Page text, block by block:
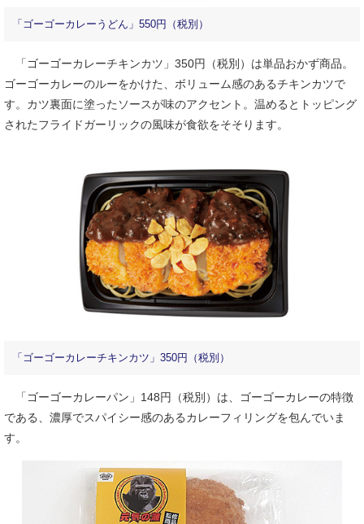
「ゴーゴーカレーうどん」550円（税別）
「ゴーゴーカレーチキンカツ」350円（税別）は単品おかず商品。
ゴーゴーカレーのルーをかけた、ボリューム感のあるチキンカツで
す。カツ裏面に塗ったソースが味のアクセント。温めるとトッピング
されたフライドガーリックの風味が食欲をそそります。
「ゴーゴーカレーチキンカツ」350円（税別）
「ゴーゴーカレーパン」148円（税別）は、ゴーゴーカレーの特徴
である、濃厚でスパイシー感のあるカレーフィリングを包んでいま
す。